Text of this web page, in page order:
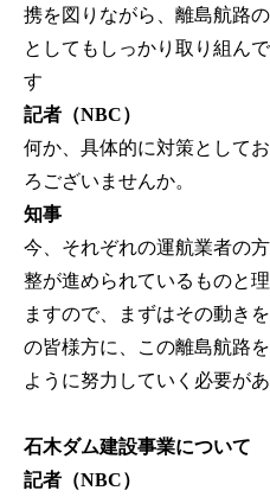
携を図りながら、離島航路
としてもしっかり取り組ん
す
記者（NBC）
何か、具体的に対策として
ろございませんか。
知事
今、それぞれの運航業者の
整が進められているものと
ますので、まずはその動き
の皆様方に、この離島航路
ように努力していく必要が
石木ダム建設事業について
記者（NBC）